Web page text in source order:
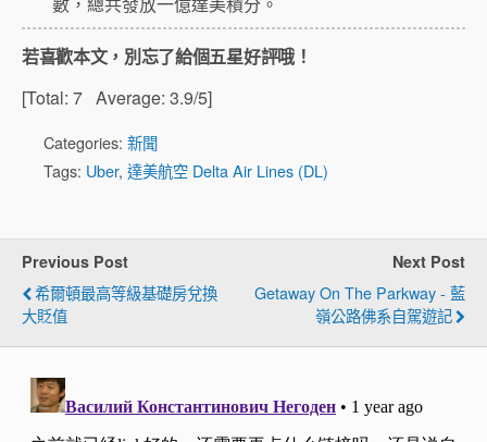
若喜歡本文，別忘了給個五星好評哦！
[Total: 7 Average: 3.9/5]
Categories: 新聞
Tags: Uber, 達美航空 Delta Air Lines (DL)
Previous Post
希爾頓最高等級基礎房兌換
大貶值
Next Post
Getaway On The Parkway - 藍
嶺公路佛系自駕遊記